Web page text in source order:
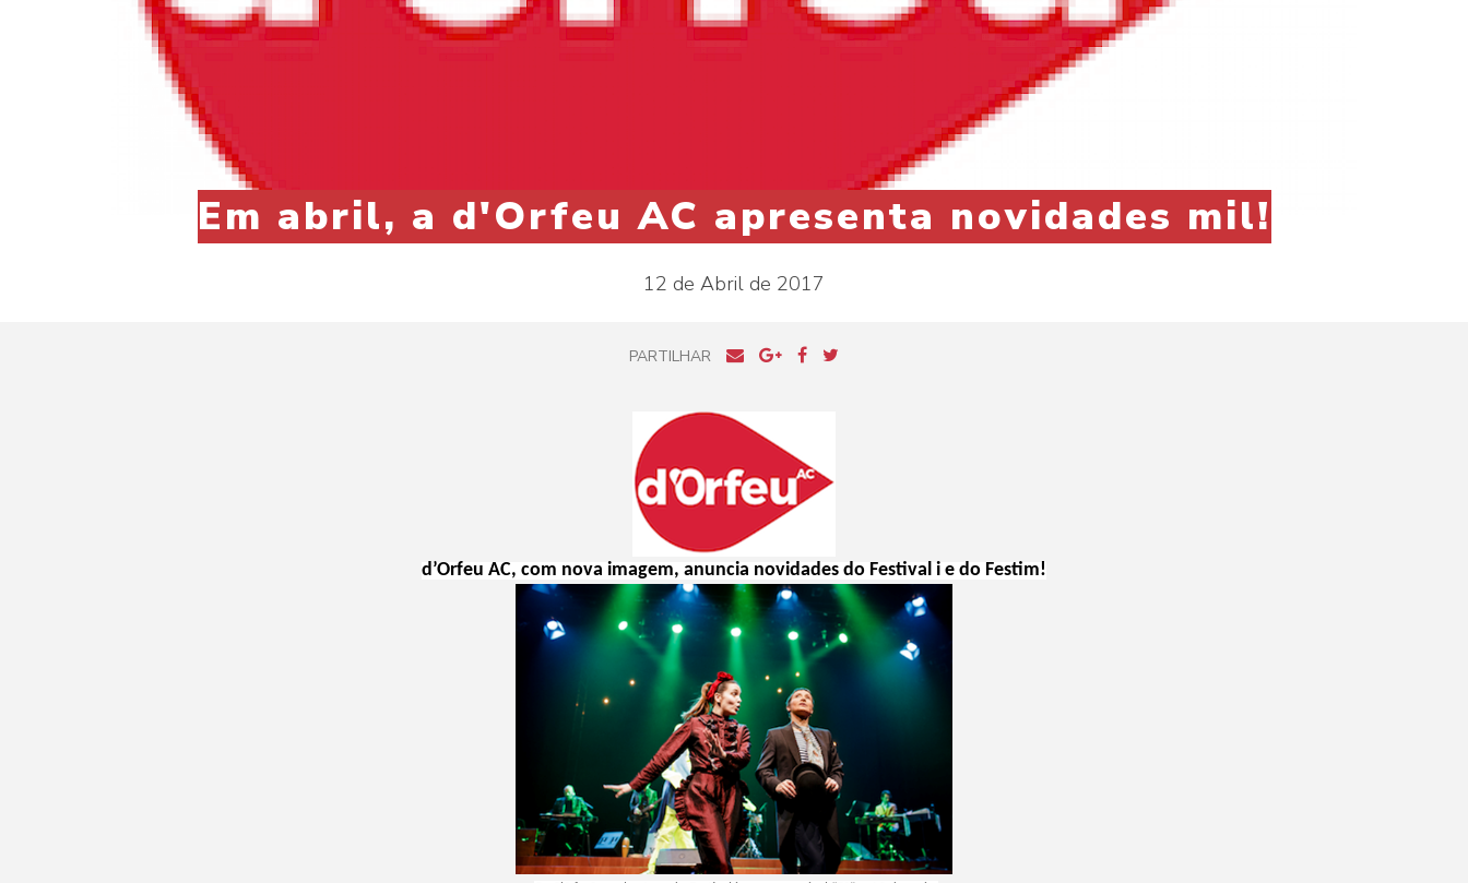
Em abril, a d'Orfeu AC apresenta novidades mil!
12 de Abril de 2017
PARTILHAR
d’Orfeu AC, com nova imagem, anuncia novidades do Festival i e do Festim!